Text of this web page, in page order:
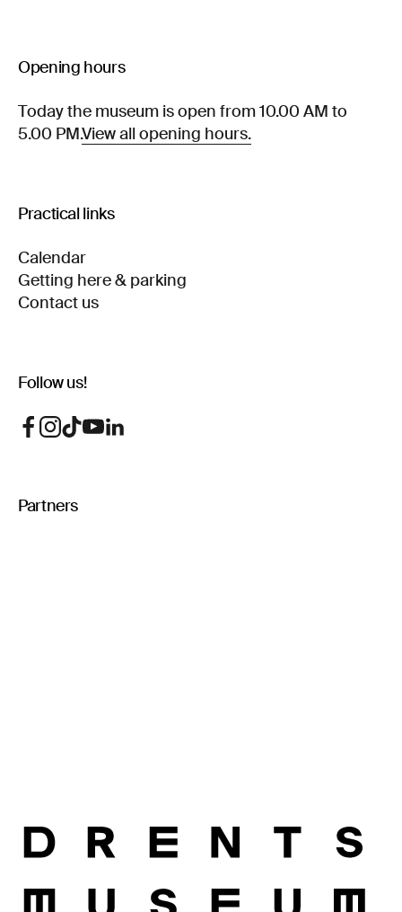
Opening hours
Today the museum is open from 10.00 AM to
5.00 PM.View all opening hours.
Practical links
Calendar
Getting here & parking
Contact us
Follow us!
Partners